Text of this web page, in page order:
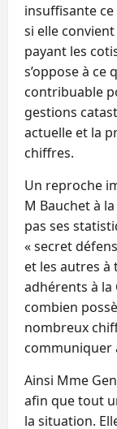
insuffisante ce
si elle
payant les
s’oppose à ce
contribuable
gestions
actuelle et la
chiffres.
Un reproche
M Bauchet à la
pas ses
« secret
et les autres à
adhérents à la
combien
nombreux
communiquer
Ainsi Mme
afin que tout
la situation.